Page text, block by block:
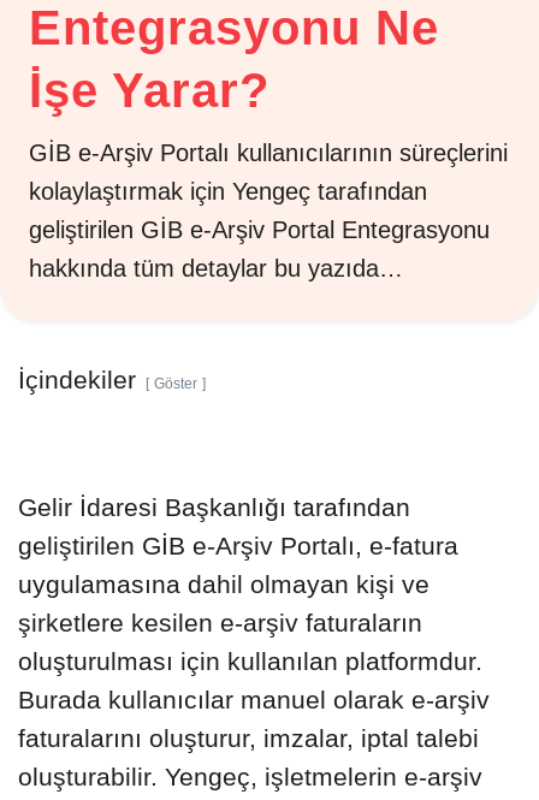
Entegrasyonu Ne
İşe Yarar?
GİB e-Arşiv Portalı kullanıcılarının süreçlerini
kolaylaştırmak için Yengeç tarafından
geliştirilen GİB e-Arşiv Portal Entegrasyonu
hakkında tüm detaylar bu yazıda…
Gelir İdaresi Başkanlığı tarafından
geliştirilen GİB e-Arşiv Portalı, e-fatura
uygulamasına dahil olmayan kişi ve
şirketlere kesilen e-arşiv faturaların
oluşturulması için kullanılan platformdur.
Burada kullanıcılar manuel olarak e-arşiv
faturalarını oluşturur, imzalar, iptal talebi
oluşturabilir. Yengeç, işletmelerin e-arşiv
İçindekiler Göster